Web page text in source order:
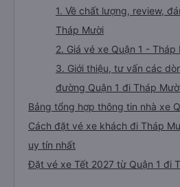
1. Về chất lượng, review,
Tháp Mười
2. Giá vé xe Quận 1 - Tháp
3. Giới thiệu, tư vấn các
đường Quận 1 đi Tháp
Bảng tổng hợp thông tin nhà xe
Cách đặt vé xe khách đi Tháp
uy tín nhất
Đặt vé xe Tết 2027 từ Quận 1 đi